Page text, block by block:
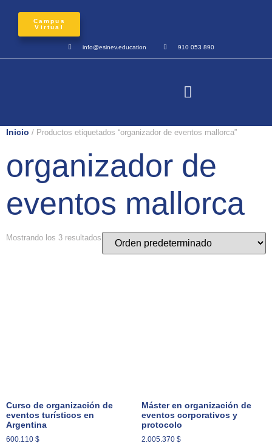
Campus
Virtual
info@esinev.education 910 053 890
Inicio / Productos etiquetados “organizador de eventos mallorca”
organizador de
eventos mallorca
Mostrando los 3 resultados
Curso de organización de
eventos turísticos en
Argentina
600.110 $
Máster en organización de
eventos corporativos y
protocolo
2.005.370 $